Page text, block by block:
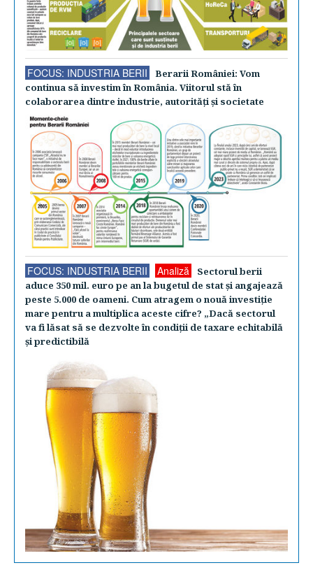
FOCUS: INDUSTRIA BERII
Berarii României: Vom
continua să investim în România. Viitorul stă în
colaborarea dintre industrie, autorităţi şi societate
FOCUS: INDUSTRIA BERII Analiză
Sectorul berii
aduce 350 mil. euro pe an la bugetul de stat şi angajează
peste 5.000 de oameni. Cum atragem o nouă investiţie
mare pentru a multiplica aceste cifre? „Dacă sectorul
va fi lăsat să se dezvolte în condiţii de taxare echitabilă
şi predictibilă